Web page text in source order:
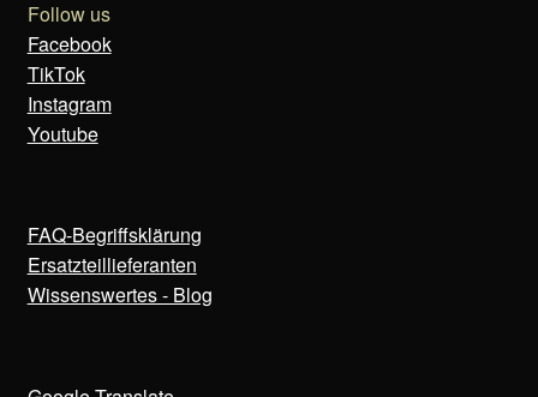
Follow us
Facebook
TikTok
Instagram
Youtube
FAQ-Begriffsklärung
Ersatzteillieferanten
Wissenswertes - Blog